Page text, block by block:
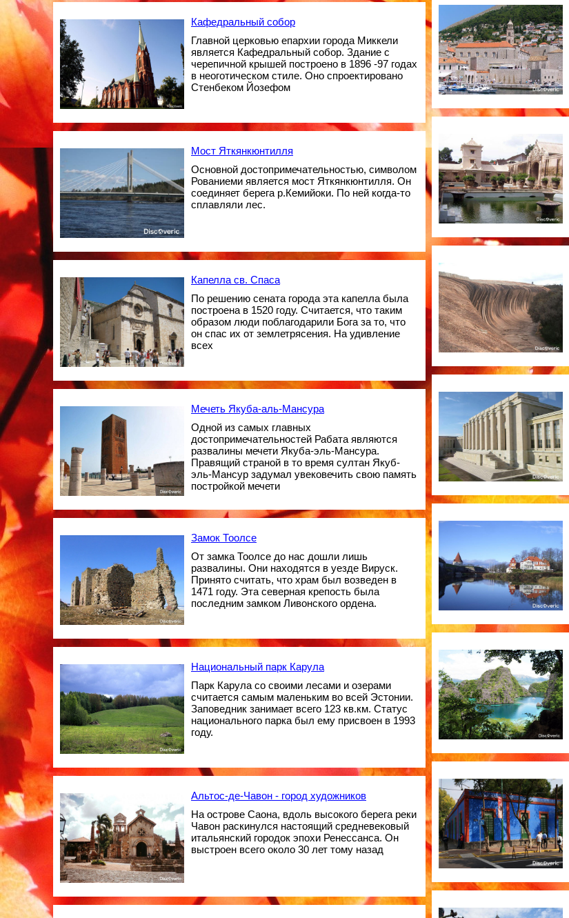
Кафедральный собор
Главной церковью епархии города Миккели
является Кафедральный собор. Здание с
черепичной крышей построено в 1896 -97 годах
в неоготическом стиле. Оно спроектировано
Стенбеком Йозефом
Мост Яткянкюнтилля
Основной достопримечательностью, символом
Рованиеми является мост Яткянкюнтилля. Он
соединяет берега р.Кемийоки. По ней когда-то
сплавляли лес.
Капелла св. Спаса
По решению сената города эта капелла была
построена в 1520 году. Считается, что таким
образом люди поблагодарили Бога за то, что
он спас их от землетрясения. На удивление
всех
Мечеть Якуба-аль-Мансура
Одной из самых главных
достопримечательностей Рабата являются
развалины мечети Якуба-эль-Мансура.
Правящий страной в то время султан Якуб-
эль-Мансур задумал увековечить свою память
постройкой мечети
Замок Тоолсе
От замка Тоолсе до нас дошли лишь
развалины. Они находятся в уезде Вируск.
Принято считать, что храм был возведен в
1471 году. Эта северная крепость была
последним замком Ливонского ордена.
Национальный парк Карула
Парк Карула со своими лесами и озерами
считается самым маленьким во всей Эстонии.
Заповедник занимает всего 123 кв.км. Статус
национального парка был ему присвоен в 1993
году.
Альтос-де-Чавон - город художников
На острове Саона, вдоль высокого берега реки
Чавон раскинулся настоящий средневековый
итальянский городок эпохи Ренессанса. Он
выстроен всего около 30 лет тому назад